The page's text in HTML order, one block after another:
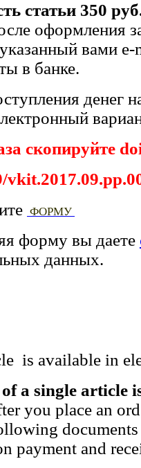
статьи 350
оформления
вами
в банке.
денег
скопируйте
ФОРМУ
форму вы даете
данных.
is available in
a single article
you place an
payment and